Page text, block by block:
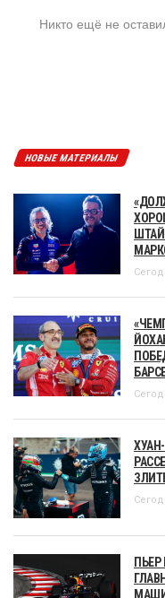
Никто ещё не
НОВЫЕ МАТЕРИАЛЫ